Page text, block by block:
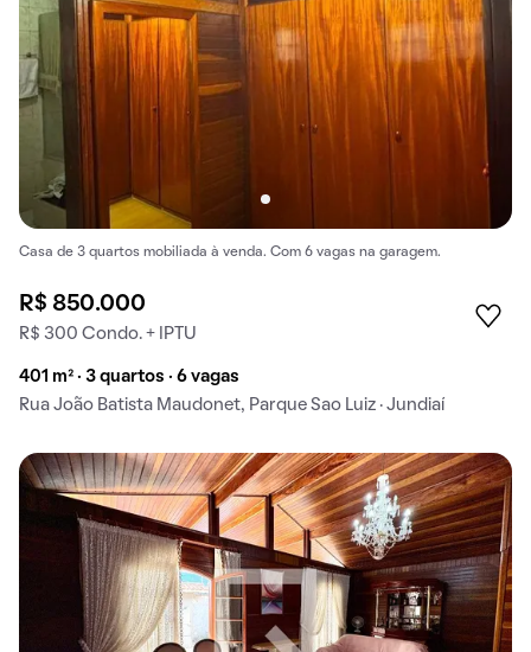
Casa de 3 quartos mobiliada à venda. Com 6 vagas na garagem.
R$ 850.000
R$ 300 Condo. + IPTU
401 m² · 3 quartos · 6 vagas
Rua João Batista Maudonet, Parque Sao Luiz · Jundiaí